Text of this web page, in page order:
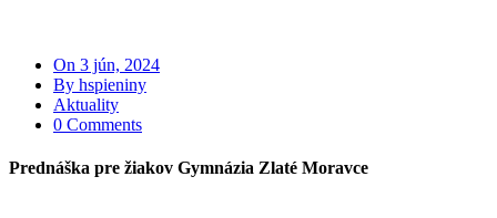
On 3 jún, 2024
By hspieniny
Aktuality
0 Comments
Prednáška pre žiakov Gymnázia Zlaté Moravce